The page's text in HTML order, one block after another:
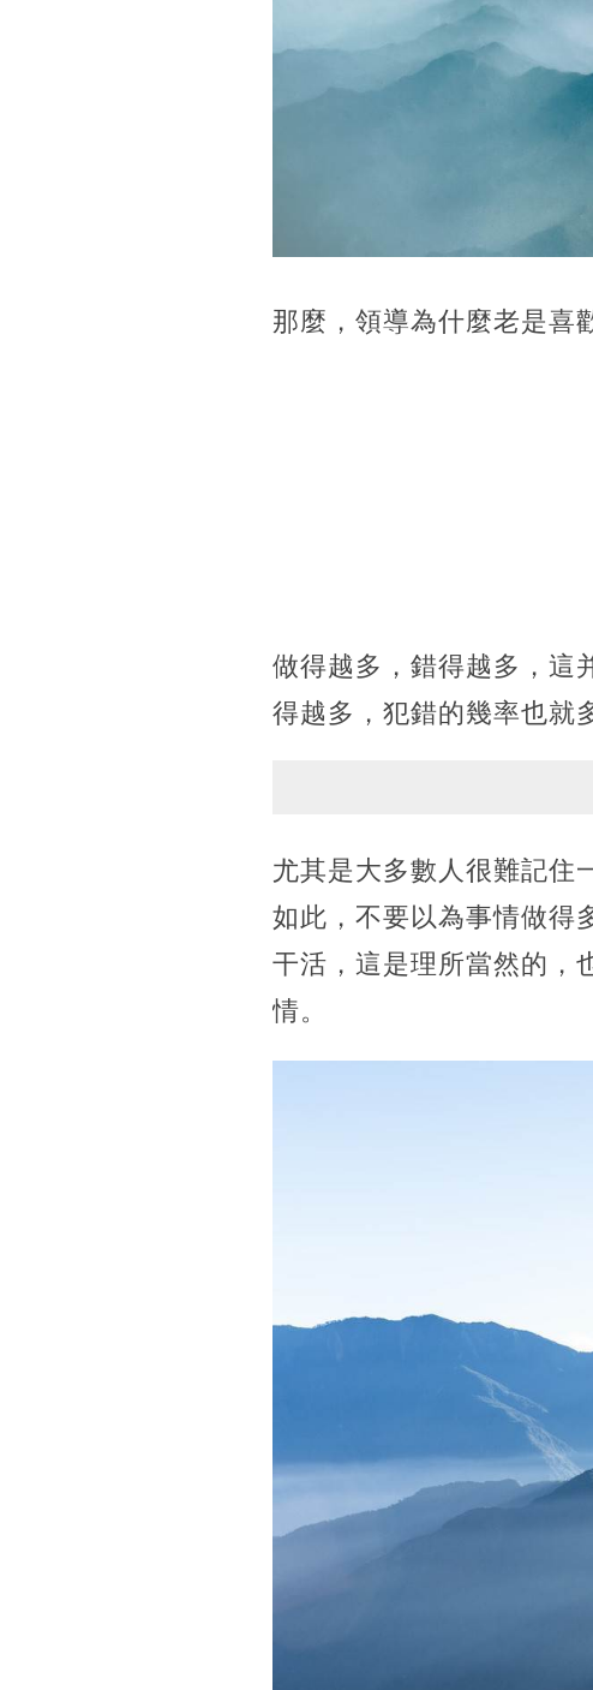
那麼，領導為什麼老是喜
做得越多，錯得越多，這
得越多，犯錯的幾率也就
尤其是大多數人很難記住
如此，不要以為事情做得
干活，這是理所當然的，
情。